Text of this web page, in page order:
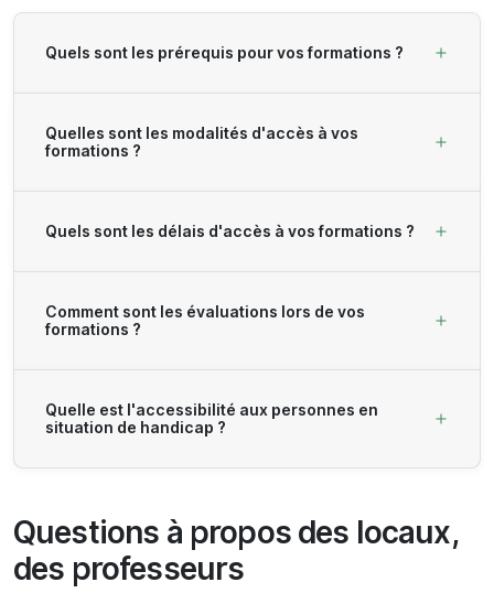
Quels sont les prérequis pour vos formations ?
Quelles sont les modalités d'accès à vos
formations ?
Quels sont les délais d'accès à vos formations ?
Comment sont les évaluations lors de vos
formations ?
Quelle est l'accessibilité aux personnes en
situation de handicap ?
Questions à propos des locaux,
des professeurs